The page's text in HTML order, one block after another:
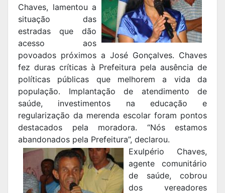
Chaves, lamentou a
situação das
estradas que dão
acesso aos
povoados próximos a José Gonçalves. Chaves
fez duras críticas à Prefeitura pela ausência de
políticas públicas que melhorem a vida da
população. Implantação de atendimento de
saúde, investimentos na educação e
regularização da merenda escolar foram pontos
destacados pela moradora. “Nós estamos
abandonados pela Prefeitura”, declarou.
Exulpério Chaves,
agente comunitário
de saúde, cobrou
dos vereadores